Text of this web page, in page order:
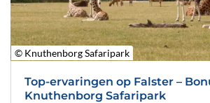
© Knuthenborg Safaripark
Top-ervaringen op Falster –
Knuthenborg Safaripark